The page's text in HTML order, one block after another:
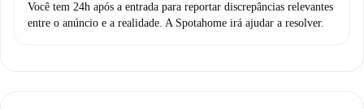
Você tem 24h após a entrada para reportar discrepâncias relevantes
entre o anúncio e a realidade. A Spotahome irá ajudar a resolver.